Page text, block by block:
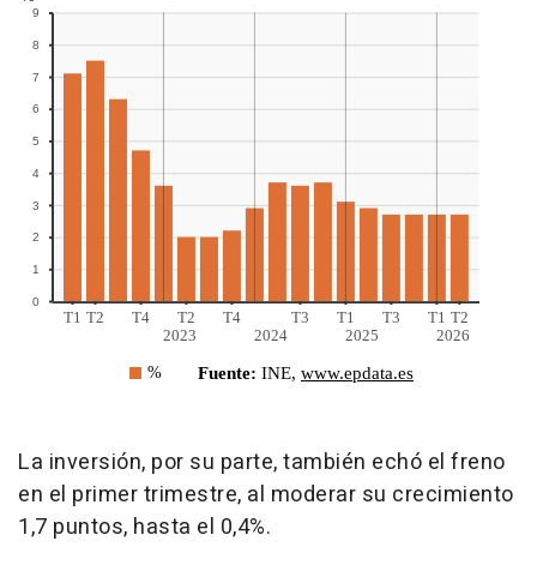
La inversión, por su parte, también echó el freno
en el primer trimestre, al moderar su crecimiento
1,7 puntos, hasta el 0,4%.